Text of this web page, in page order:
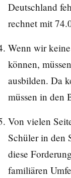
Deutschland
rechnet mit
Wenn wir
können,
ausbilden. Da
müssen in den
Von vielen
Schüler in den
diese
familiären